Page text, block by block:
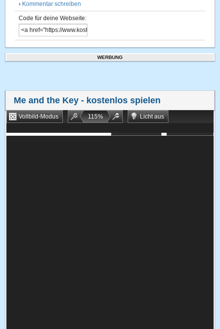
› Kommentar schreiben
Code für deine Webseite:
WERBUNG
Me and the Key - kostenlos spielen
Vollbild-Modus 115%
Licht aus